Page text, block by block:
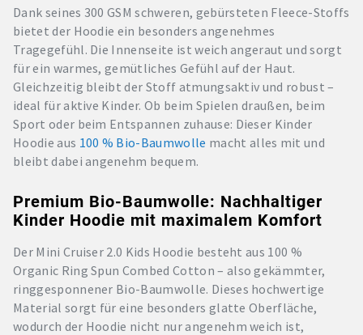
Dank seines 300 GSM schweren, gebürsteten Fleece-Stoffs
bietet der Hoodie ein besonders angenehmes
Tragegefühl. Die Innenseite ist weich angeraut und sorgt
für ein warmes, gemütliches Gefühl auf der Haut.
Gleichzeitig bleibt der Stoff atmungsaktiv und robust –
ideal für aktive Kinder. Ob beim Spielen draußen, beim
Sport oder beim Entspannen zuhause: Dieser Kinder
Hoodie aus 100 % Bio-Baumwolle macht alles mit und
bleibt dabei angenehm bequem.
Premium Bio-Baumwolle: Nachhaltiger
Kinder Hoodie mit maximalem Komfort
Der Mini Cruiser 2.0 Kids Hoodie besteht aus 100 %
Organic Ring Spun Combed Cotton – also gekämmter,
ringgesponnener Bio-Baumwolle. Dieses hochwertige
Material sorgt für eine besonders glatte Oberfläche,
wodurch der Hoodie nicht nur angenehm weich ist,